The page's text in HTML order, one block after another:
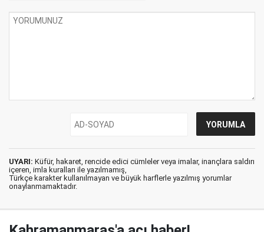
UYARI: Küfür, hakaret, rencide edici cümleler veya imalar, inançlara saldırı
içeren, imla kuralları ile yazılmamış,
Türkçe karakter kullanılmayan ve büyük harflerle yazılmış yorumlar
onaylanmamaktadır.